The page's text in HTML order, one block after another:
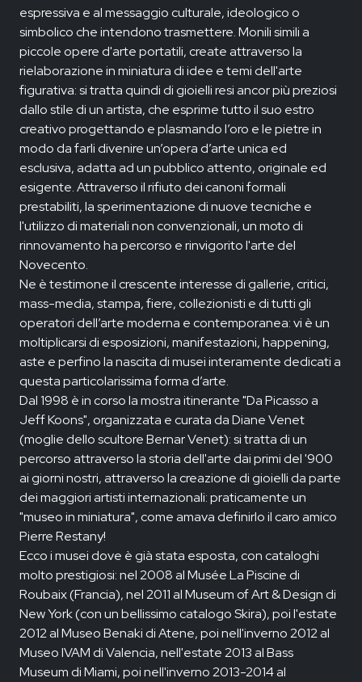
espressiva e al messaggio culturale, ideologico o
simbolico che intendono trasmettere. Monili simili a
piccole opere d'arte portatili, create attraverso la
rielaborazione in miniatura di idee e temi dell'arte
figurativa: si tratta quindi di gioielli resi ancor più preziosi
dallo stile di un artista, che esprime tutto il suo estro
creativo progettando e plasmando l’oro e le pietre in
modo da farli divenire un’opera d’arte unica ed
esclusiva, adatta ad un pubblico attento, originale ed
esigente. Attraverso il rifiuto dei canoni formali
prestabiliti, la sperimentazione di nuove tecniche e
l'utilizzo di materiali non convenzionali, un moto di
rinnovamento ha percorso e rinvigorito l'arte del
Novecento.
Ne è testimone il crescente interesse di gallerie, critici,
mass-media, stampa, fiere, collezionisti e di tutti gli
operatori dell’arte moderna e contemporanea: vi è un
moltiplicarsi di esposizioni, manifestazioni, happening,
aste e perfino la nascita di musei interamente dedicati a
questa particolarissima forma d’arte.
Dal 1998 è in corso la mostra itinerante "Da Picasso a
Jeff Koons", organizzata e curata da Diane Venet
(moglie dello scultore Bernar Venet): si tratta di un
percorso attraverso la storia dell'arte dai primi del '900
ai giorni nostri, attraverso la creazione di gioielli da parte
dei maggiori artisti internazionali: praticamente un
"museo in miniatura", come amava definirlo il caro amico
Pierre Restany!
Ecco i musei dove è già stata esposta, con cataloghi
molto prestigiosi: nel 2008 al Musée La Piscine di
Roubaix (Francia), nel 2011 al Museum of Art & Design di
New York (con un bellissimo catalogo Skira), poi l'estate
2012 al Museo Benaki di Atene, poi nell'inverno 2012 al
Museo IVAM di Valencia, nell'estate 2013 al Bass
Museum di Miami, poi nell'inverno 2013-2014 al